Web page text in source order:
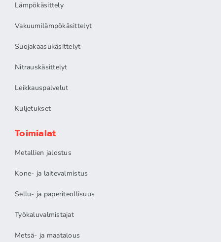
Lämpökäsittely
Vakuumilämpökäsittelyt
Suojakaasukäsittelyt
Nitrauskäsittelyt
Leikkauspalvelut
Kuljetukset
Toimialat
Metallien jalostus
Kone- ja laitevalmistus
Sellu- ja paperiteollisuus
Työkaluvalmistajat
Metsä- ja maatalous